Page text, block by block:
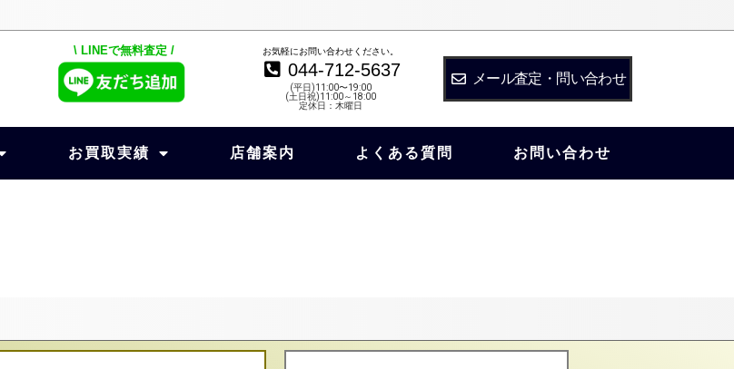
\ LINEで無料査定 / お気軽にお問い合わせください。
044-712-5637
(平日)11:00〜19:00
(土日祝)11:00～18:00
定休日：木曜日
メール査定・問い合わせ
お買取実績 店舗案内 よくある質問 お問い合わせ